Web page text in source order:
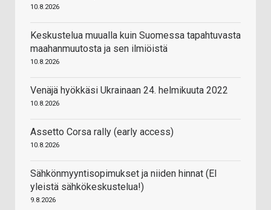
10.8.2026
Keskustelua muualla kuin Suomessa tapahtuvasta
maahanmuutosta ja sen ilmiöistä
10.8.2026
Venäjä hyökkäsi Ukrainaan 24. helmikuuta 2022
10.8.2026
Assetto Corsa rally (early access)
10.8.2026
Sähkönmyyntisopimukset ja niiden hinnat (EI
yleistä sähkökeskustelua!)
9.8.2026